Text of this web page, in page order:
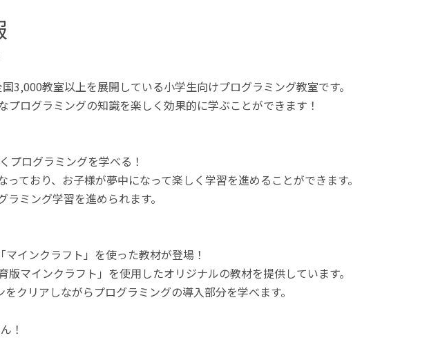
3,000教室以上を展開している小学生向けプログラミング教室です。
ログラミングの知識を楽しく効果的に学ぶことができます！
プログラミングを学べる！
ており、お子様が夢中になって楽しく学習を進めることができます。
ミング学習を進められます。
インクラフト」を使った教材が登場！
マインクラフト」を使用したオリジナルの教材を提供しています。
クリアしながらプログラミングの導入部分を学べます。
！